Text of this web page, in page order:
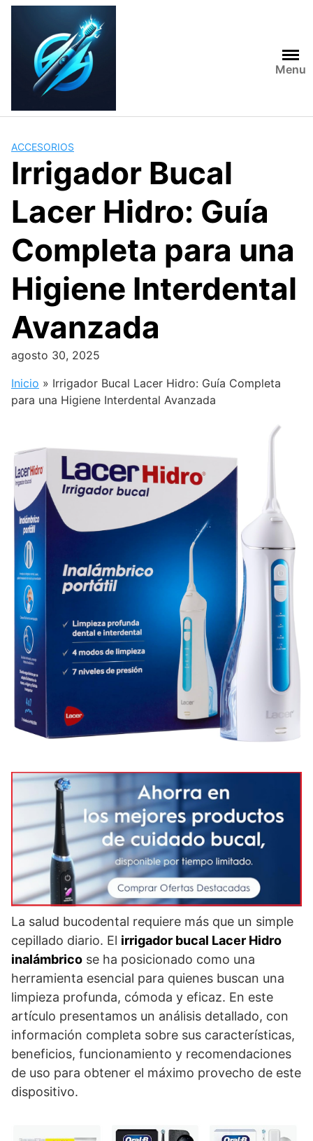
Skip
content
Menu
ACCESORIOS
Irrigador Bucal
Lacer Hidro: Guía
Completa para una
Higiene Interdental
Avanzada
agosto 30, 2025
Inicio » Irrigador Bucal Lacer Hidro: Guía Completa
para una Higiene Interdental Avanzada
La salud bucodental requiere más que un simple
cepillado diario. El irrigador bucal Lacer Hidro
inalámbrico se ha posicionado como una
herramienta esencial para quienes buscan una
limpieza profunda, cómoda y eficaz. En este
artículo presentamos un análisis detallado, con
información completa sobre sus características,
beneficios, funcionamiento y recomendaciones
de uso para obtener el máximo provecho de este
dispositivo.